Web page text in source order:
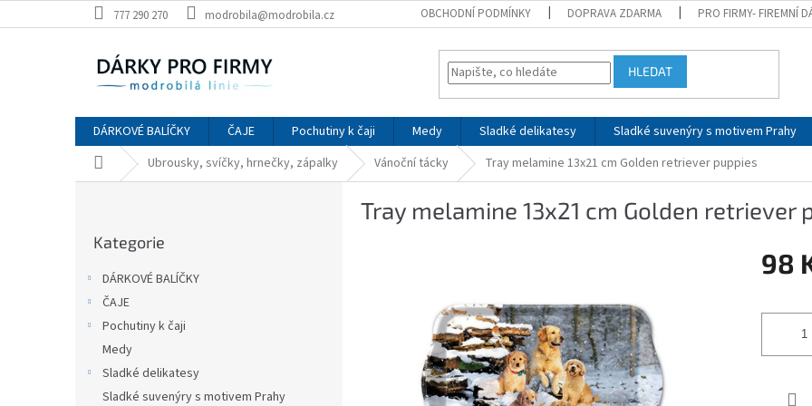
na
777 290 270 modrobila@modrobila.cz OBCHODNÍ PODMÍNKY DOPRAVA ZDARMA PRO FIRMY- FIREMNÍ
HLEDAT
DÁRKOVÉ BALÍČKY ČAJE Pochutiny k čaji Medy Sladké delikatesy Sladké suvenýry s motivem Prahy
Domů Ubrousky, svíčky, hrnečky, zápalky Vánoční tácky Tray melamine 13x21 cm Golden retriever puppies
kategorie
Kategorie
DÁRKOVÉ BALÍČKY
ČAJE
Pochutiny k čaji
Medy
Sladké delikatesy
Sladké suvenýry s motivem Prahy
Tray melamine 13x21 cm Golden retriever
98
cena: